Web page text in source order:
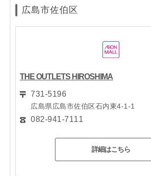
広島市佐伯区
THE OUTLETS HIROSHIMA
731-5196
広島県広島市佐伯区石内東4-1-1
082-941-7111
詳細はこちら